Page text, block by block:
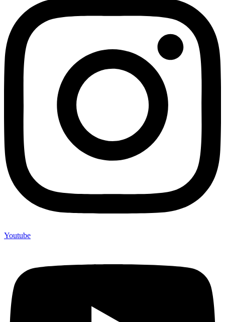
Youtube